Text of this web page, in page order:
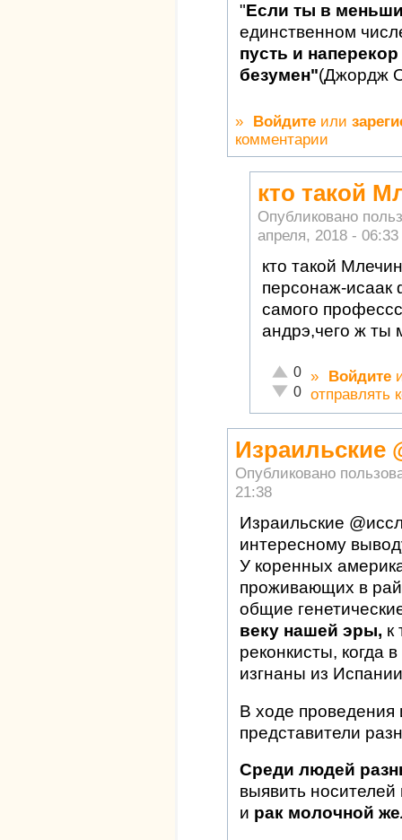
"Если ты в
единственном
пусть и
безумен"(Джордж
» Войдите или
комментарии
кто такой
Опубликовано
апреля, 2018 - 06:33
кто такой
персонаж-
самого
андрэ,чего ж ты
Отлично!
0
Неадекватно!
0
» Войдите
отправлять
Израильские
Опубликовано
21:38
Израильские
интересному
У коренных
проживающих в
общие
веку нашей эры, к
реконкисты, когда
изгнаны из
В ходе проведения
представители
Среди людей
выявить
и рак молочной